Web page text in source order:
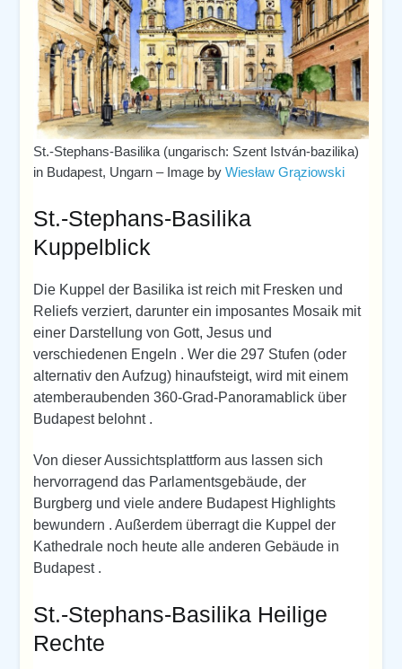
St.-Stephans-Basilika (ungarisch: Szent István-bazilika)
in Budapest, Ungarn – Image byWiesław Grąziowski
St.-Stephans-Basilika
Kuppelblick
Die Kuppel der Basilika ist reich mit Fresken und
Reliefs verziert, darunter ein imposantes Mosaik mit
einer Darstellung von Gott, Jesus und
verschiedenen Engeln . Wer die 297 Stufen (oder
alternativ den Aufzug) hinaufsteigt, wird mit einem
atemberaubenden 360-Grad-Panoramablick über
Budapest belohnt .
Von dieser Aussichtsplattform aus lassen sich
hervorragend das Parlamentsgebäude, der
Burgberg und viele andere Budapest Highlights
bewundern . Außerdem überragt die Kuppel der
Kathedrale noch heute alle anderen Gebäude in
Budapest .
St.-Stephans-Basilika Heilige
Rechte